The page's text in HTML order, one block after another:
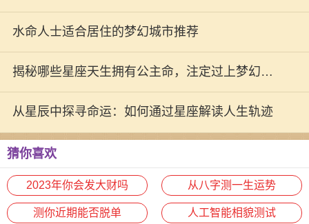
你需要知道的一切！
水命人士适合居住的梦幻城市推荐
揭秘哪些星座天生拥有公主命，注定过上梦幻生
活！
从星辰中探寻命运：如何通过星座解读人生轨迹
猜你喜欢
2023年你会发大财吗 从八字测一生运势
测你近期能否脱单 人工智能相貌测试